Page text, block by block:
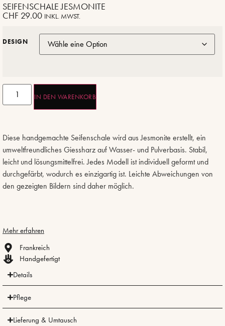
SEIFENSCHALE JESMONITE
CHF 29.00 INKL. MWST.
DESIGN
IN DEN WARENKORB
Diese handgemachte Seifenschale wird aus Jesmonite erstellt, ein
umweltfreundliches Giessharz auf Wasser- und Pulverbasis. Stabil,
leicht und lösungsmittelfrei. Jedes Modell ist individuell geformt und
durchgefärbt, wodurch es einzigartig ist. Leichte Abweichungen von
den gezeigten Bildern sind daher möglich.
Mehr erfahren
Frankreich
Handgefertigt
Details
Pflege
Lieferung & Umtausch